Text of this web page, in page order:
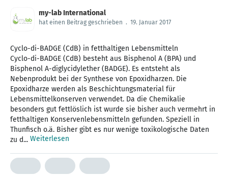
my-lab International
hat einen Beitrag geschrieben . 19. Januar 2017
Cyclo-di-BADGE (CdB) in fetthaltigen Lebensmitteln
Cyclo-di-BADGE (CdB) besteht aus Bisphenol A (BPA) und
Bisphenol A-diglycidylether (BADGE). Es entsteht als
Nebenprodukt bei der Synthese von Epoxidharzen. Die
Epoxidharze werden als Beschichtungsmaterial für
Lebensmittelkonserven verwendet. Da die Chemikalie
besonders gut fettlöslich ist wurde sie bisher auch vermehrt in
fetthaltigen Konservenlebensmitteln gefunden. Speziell in
Thunfisch o.ä. Bisher gibt es nur wenige toxikologische Daten
zu d... Weiterlesen